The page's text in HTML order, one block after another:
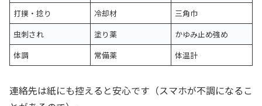
打撲・捻り
冷却材
三角巾
虫刺され
塗り薬
かゆみ止め強め
体調
常備薬 体温計
連絡先は紙にも控えると安心です（スマホが不調になるこ